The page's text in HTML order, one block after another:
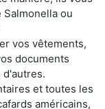
ou
vos vêtements,
documents
d'autres.
et toutes les
américains,